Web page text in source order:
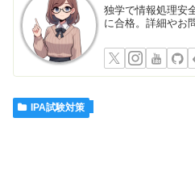
独学で情報処理安
に合格。詳細やお
IPA試験対策